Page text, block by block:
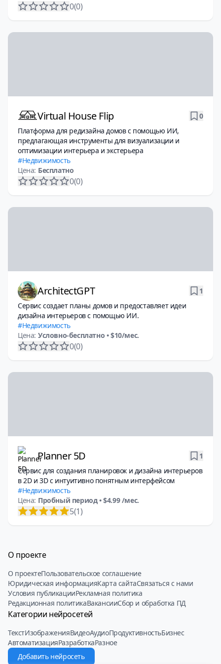
0(0)
Virtual House Flip
0
Платформа для редизайна домов с помощью ИИ,
предлагающая инструменты для визуализации и
оптимизации интерьера и экстерьера
Недвижимость
Цена: Бесплатно
0(0)
ArchitectGPT
1
Сервис создает планы домов и предоставляет идеи
дизайна интерьеров с помощью ИИ.
Недвижимость
Цена: Условно-бесплатно • $10/мес.
0(0)
Planner 5D
1
Сервис для создания планировок и дизайна интерьеров
в 2D и 3D с интуитивно понятным интерфейсом
Недвижимость
Цена: Пробный период• $4.99 /мес.
5(1)
О проекте
О проектеПользовательское соглашение
Юридическая информацияКарта сайтаСвязаться с нами
Условия публикацииРекламная политика
Редакционная политикаВакансииСбор и обработка ПД
Категории нейросетей
ТекстИзображенияВидеоАудиоПродуктивностьБизнес
АвтоматизацияРазработкаРазное
Добавить нейросеть